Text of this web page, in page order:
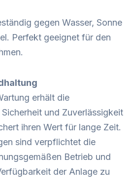
gegen Wasser, Sonne
Perfekt geeignet für den
erhält die
und Zuverlässigkeit
ihren Wert für lange Zeit.
sind verpflichtet die
Betrieb und
der Anlage zu